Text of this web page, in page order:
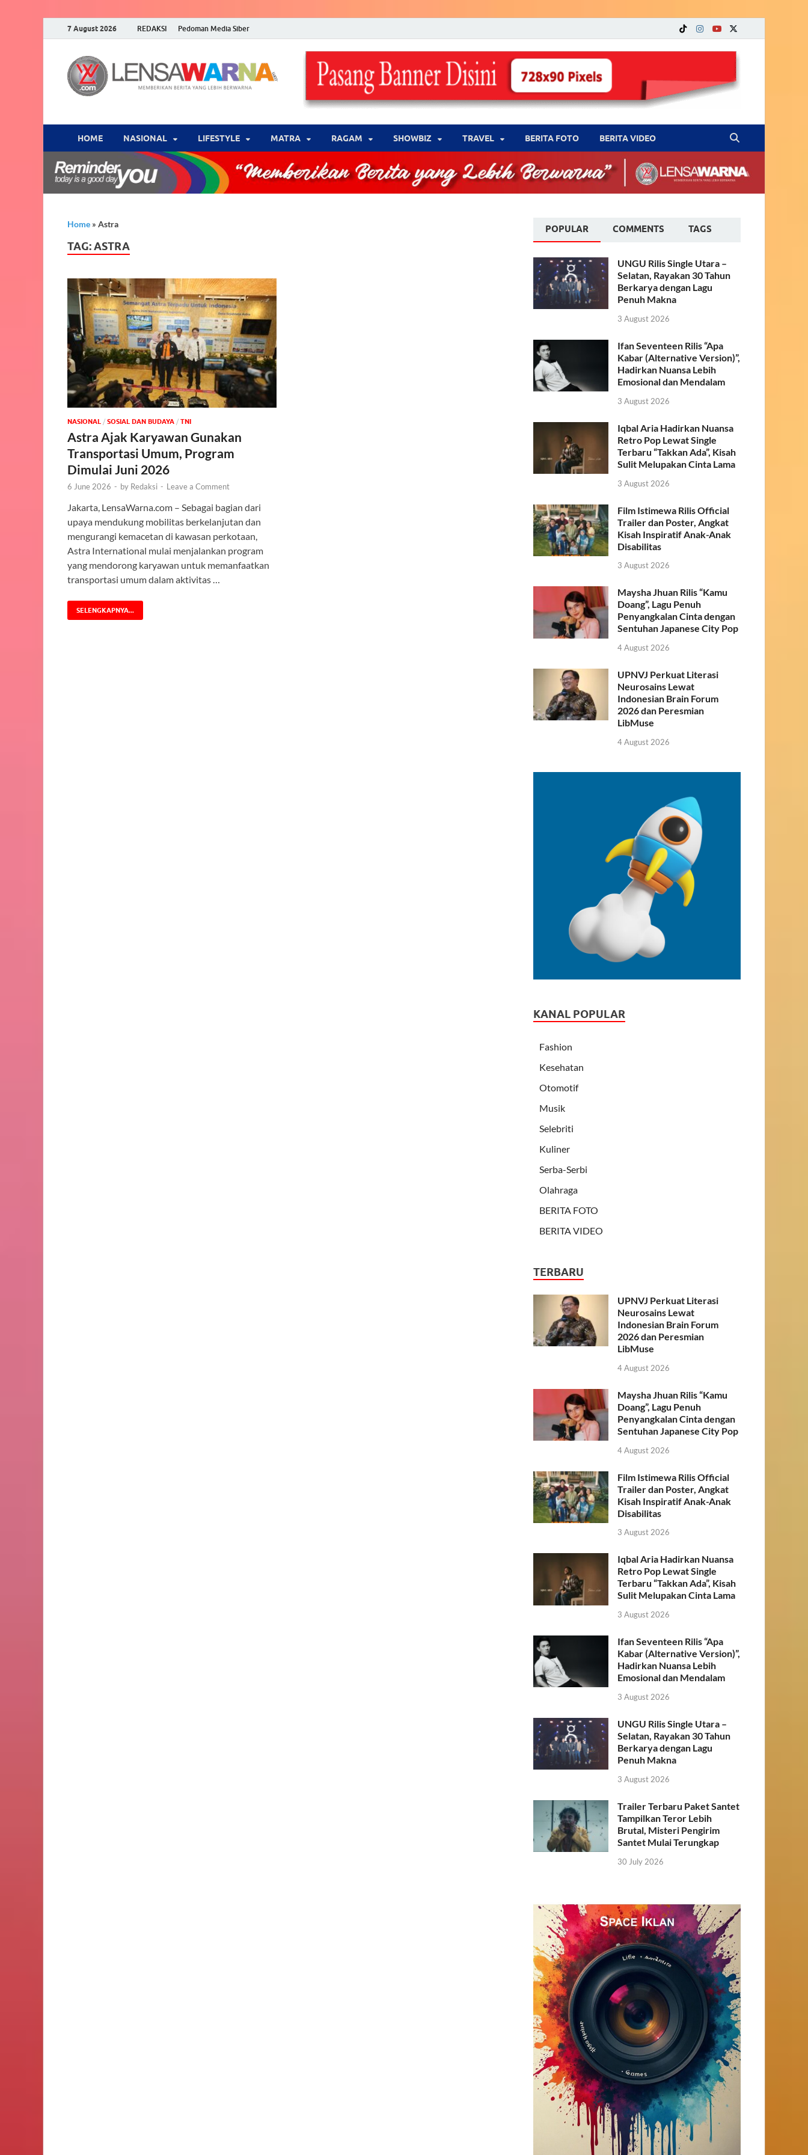
7 August 2026 REDAKSI Pedoman Media Siber
LENSA WARNA .com
Memberikan Berita yang Lebih Berwarna
HOME NASIONAL ‎LIFESTYLE MATRA ‎RAGAM ‎SHOWBIZ ‎TRAVEL BERITA FOTO BERITA VIDEO
Home » Astra
TAG:ASTRA
NASIONAL / SOSIAL DAN BUDAYA / TNI
Astra Ajak Karyawan Gunakan
Transportasi Umum, Program
Dimulai Juni 2026
6 June 2026 - by Redaksi - Leave a Comment
Jakarta, LensaWarna.com – Sebagai bagian dari
upaya mendukung mobilitas berkelanjutan dan
mengurangi kemacetan di kawasan perkotaan,
Astra International mulai menjalankan program
yang mendorong karyawan untuk memanfaatkan
transportasi umum dalam aktivitas …
SELENGKAPNYA...
POPULAR COMMENTS TAGS
UNGU Rilis Single Utara –
Selatan, Rayakan 30 Tahun
Berkarya dengan Lagu
Penuh Makna
3 August 2026
Ifan Seventeen Rilis “Apa
Kabar (Alternative Version)”,
Hadirkan Nuansa Lebih
Emosional dan Mendalam
3 August 2026
Iqbal Aria Hadirkan Nuansa
Retro Pop Lewat Single
Terbaru “Takkan Ada”, Kisah
Sulit Melupakan Cinta Lama
3 August 2026
Film Istimewa Rilis Official
Trailer dan Poster, Angkat
Kisah Inspiratif Anak-Anak
Disabilitas
3 August 2026
Maysha Jhuan Rilis “Kamu
Doang”, Lagu Penuh
Penyangkalan Cinta dengan
Sentuhan Japanese City Pop
4 August 2026
UPNVJ Perkuat Literasi
Neurosains Lewat
Indonesian Brain Forum
2026 dan Peresmian
LibMuse
4 August 2026
KANAL POPULAR
Fashion
Kesehatan
Otomotif
Musik
Selebriti
Kuliner
Serba-Serbi
Olahraga
BERITA FOTO
BERITA VIDEO
TERBARU
UPNVJ Perkuat Literasi
Neurosains Lewat
Indonesian Brain Forum
2026 dan Peresmian
LibMuse
4 August 2026
Maysha Jhuan Rilis “Kamu
Doang”, Lagu Penuh
Penyangkalan Cinta dengan
Sentuhan Japanese City Pop
4 August 2026
Film Istimewa Rilis Official
Trailer dan Poster, Angkat
Kisah Inspiratif Anak-Anak
Disabilitas
3 August 2026
Iqbal Aria Hadirkan Nuansa
Retro Pop Lewat Single
Terbaru “Takkan Ada”, Kisah
Sulit Melupakan Cinta Lama
3 August 2026
Ifan Seventeen Rilis “Apa
Kabar (Alternative Version)”,
Hadirkan Nuansa Lebih
Emosional dan Mendalam
3 August 2026
UNGU Rilis Single Utara –
Selatan, Rayakan 30 Tahun
Berkarya dengan Lagu
Penuh Makna
3 August 2026
Trailer Terbaru Paket Santet
Tampilkan Teror Lebih
Brutal, Misteri Pengirim
Santet Mulai Terungkap
30 July 2026